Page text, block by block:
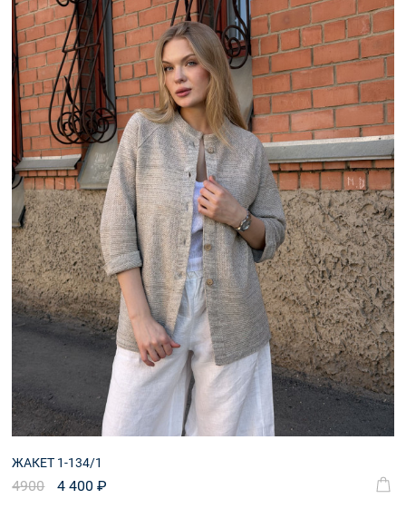
ЖАКЕТ 1-134/1
4900 4 400 ₽